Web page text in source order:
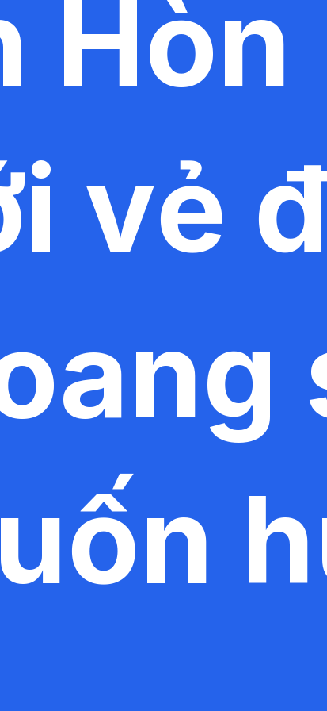
Hòn
vẻ